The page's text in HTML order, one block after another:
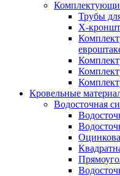
Трубы
Х-
Кровельные
Водосточная